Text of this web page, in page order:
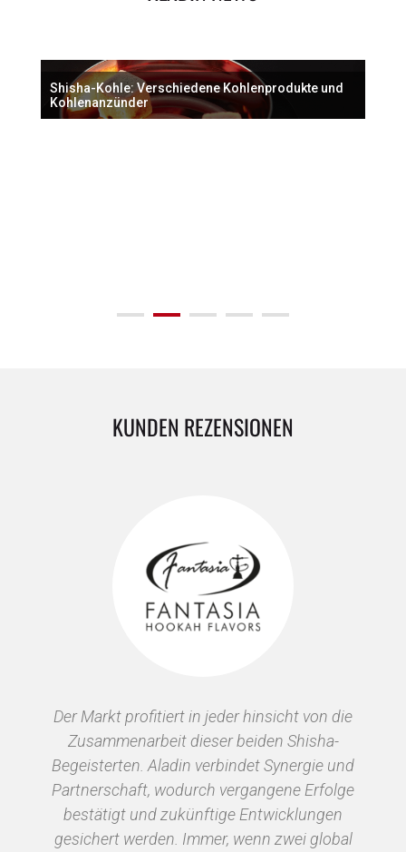
Shisha-Kohle: Verschiedene Kohlenprodukte und
Kohlenanzünder
KUNDEN REZENSIONEN
Der Markt profitiert in jeder hinsicht von die
Zusammenarbeit dieser beiden Shisha-
Begeisterten. Aladin verbindet Synergie und
Partnerschaft, wodurch vergangene Erfolge
bestätigt und zukünftige Entwicklungen
gesichert werden. Immer, wenn zwei global